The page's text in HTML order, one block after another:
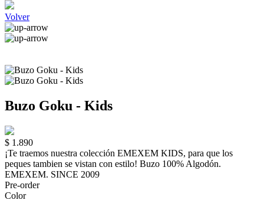
Volver
Buzo Goku - Kids
$ 1.890
¡Te traemos nuestra colección EMEXEM KIDS, para que los
peques tambien se vistan con estilo! Buzo 100% Algodón.
EMEXEM. SINCE 2009
Pre-order
Color